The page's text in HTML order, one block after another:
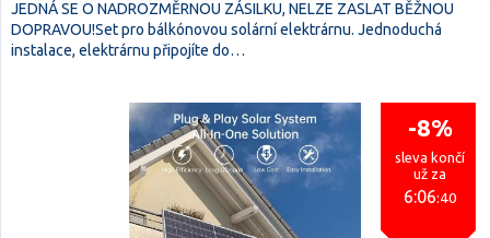
JEDNÁ SE O NADROZMĚRNOU ZÁSILKU, NELZE ZASLAT BĚŽNOU
DOPRAVOU!Set pro bálkónovou solární elektrárnu. Jednoduchá
instalace, elektrárnu připojíte do…
-8%
sleva končí
už za
6:06:40